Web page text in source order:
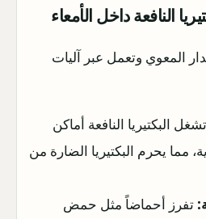
النافعة داخل الأمعاء
المعوي وتعمل عبر آليات
البكتيريا النافعة أماكن
مما يحرم البكتيريا الضارة من
تفرز أحماضاً مثل حمض